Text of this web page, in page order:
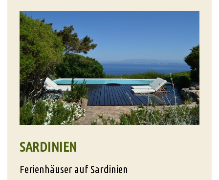
SARDINIEN
Ferienhäuser auf Sardinien